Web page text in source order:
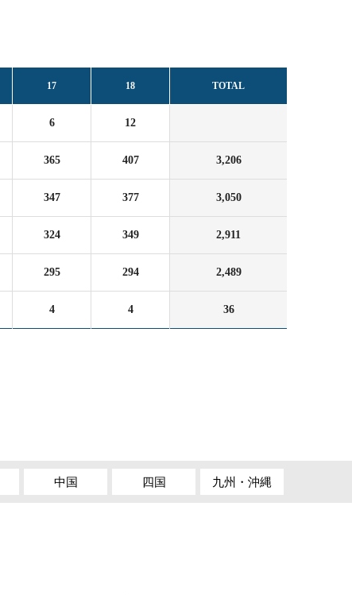
17 18 TOTAL
6 12
365 407 3,206
347 377 3,050
324 349 2,911
295 294 2,489
4 4 36
中国 四国 九州・沖縄